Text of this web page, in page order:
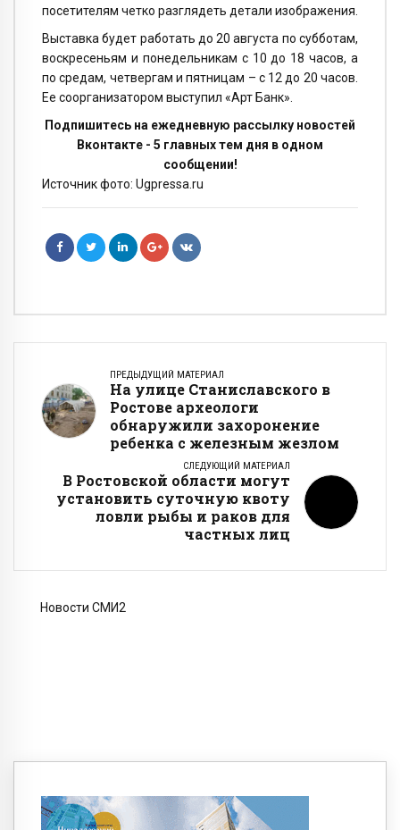
посетителям четко разглядеть детали изображения.
Выставка будет работать до 20 августа по субботам,
воскресеньям и понедельникам с 10 до 18 часов, а
по средам, четвергам и пятницам – с 12 до 20 часов.
Ее соорганизатором выступил «Арт Банк».
Подпишитесь на ежедневную рассылку новостей
Вконтакте - 5 главных тем дня в одном
сообщении!
Источник фото: Ugpressa.ru
ПРЕДЫДУЩИЙ МАТЕРИАЛ
На улице Станиславского в
Ростове археологи
обнаружили захоронение
ребенка с железным жезлом
СЛЕДУЮЩИЙ МАТЕРИАЛ
В Ростовской области могут
установить суточную квоту
ловли рыбы и раков для
частных лиц
Новости СМИ2